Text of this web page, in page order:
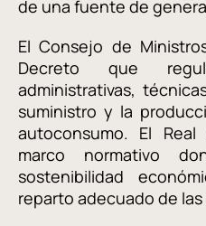
de una fuente de
El Consejo de
Decreto que
administrativas,
suministro y la
autoconsumo. El
marco normativo
sostenibilidad
reparto adecuado de